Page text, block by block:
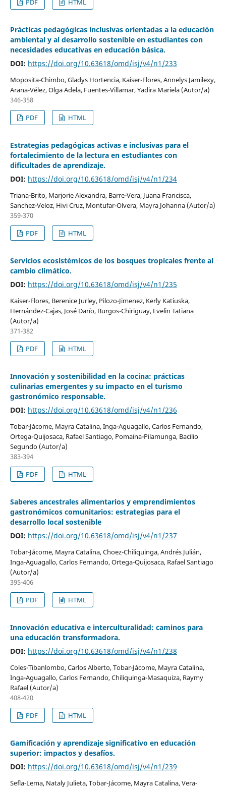
PDF HTML
Prácticas pedagógicas inclusivas orientadas a la educación
ambiental y al desarrollo sostenible en estudiantes con
necesidades educativas en educación básica.
DOI: https://doi.org/10.63618/omd/isj/v4/n1/233
Moposita-Chimbo, Gladys Hortencia, Kaiser-Flores, Annelys Jamilexy,
Arana-Vélez, Olga Adela, Fuentes-Villamar, Yadira Mariela (Autor/a)
346-358
PDF
HTML
Estrategias pedagógicas activas e inclusivas para el
fortalecimiento de la lectura en estudiantes con
dificultades de aprendizaje.
DOI: https://doi.org/10.63618/omd/isj/v4/n1/234
Triana-Brito, Marjorie Alexandra, Barre-Vera, Juana Francisca,
Sanchez-Veloz, Hivi Cruz, Montufar-Olvera, Mayra Johanna (Autor/a)
359-370
PDF
HTML
Servicios ecosistémicos de los bosques tropicales frente al
cambio climático.
DOI: https://doi.org/10.63618/omd/isj/v4/n1/235
Kaiser-Flores, Berenice Jurley, Pilozo-Jimenez, Kerly Katiuska,
Hernández-Cajas, José Darío, Burgos-Chiriguay, Evelin Tatiana
(Autor/a)
371-382
PDF
HTML
Innovación y sostenibilidad en la cocina: prácticas
culinarias emergentes y su impacto en el turismo
gastronómico responsable.
DOI: https://doi.org/10.63618/omd/isj/v4/n1/236
Tobar-Jácome, Mayra Catalina, Inga-Aguagallo, Carlos Fernando,
Ortega-Quijosaca, Rafael Santiago, Pomaina-Pilamunga, Bacilio
Segundo (Autor/a)
383-394
PDF
HTML
Saberes ancestrales alimentarios y emprendimientos
gastronómicos comunitarios: estrategias para el
desarrollo local sostenible
DOI: https://doi.org/10.63618/omd/isj/v4/n1/237
Tobar-Jácome, Mayra Catalina, Choez-Chiliquinga, Andrés Julián,
Inga-Aguagallo, Carlos Fernando, Ortega-Quijosaca, Rafael Santiago
(Autor/a)
395-406
PDF
HTML
Innovación educativa e interculturalidad: caminos para
una educación transformadora.
DOI: https://doi.org/10.63618/omd/isj/v4/n1/238
Coles-Tibanlombo, Carlos Alberto, Tobar-Jácome, Mayra Catalina,
Inga-Aguagallo, Carlos Fernando, Chiliquinga-Masaquiza, Raymy
Rafael (Autor/a)
408-420
PDF
HTML
Gamificación y aprendizaje significativo en educación
superior: impactos y desafíos.
DOI: https://doi.org/10.63618/omd/isj/v4/n1/239
Sefla-Lema, Nataly Julieta, Tobar-Jácome, Mayra Catalina, Vera-